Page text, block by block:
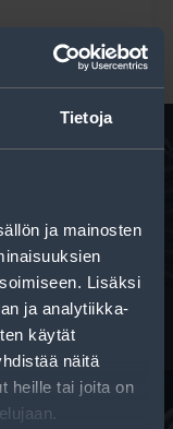
Tietoja
ja mainosten
Lisäksi
ja analytiikka-
käytät
näitä
heille tai joita on
renkaan,